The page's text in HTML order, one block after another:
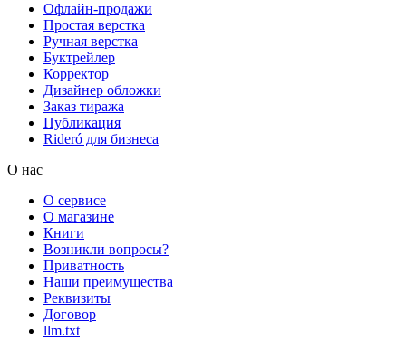
Офлайн-продажи
Простая верстка
Ручная верстка
Буктрейлер
Корректор
Дизайнер обложки
Заказ тиража
Публикация
Rideró для бизнеса
О нас
О сервисе
О магазине
Книги
Возникли вопросы?
Приватность
Наши преимущества
Реквизиты
Договор
llm.txt